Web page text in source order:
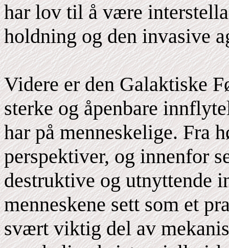
har lov til å være
holdning og den invasive
Videre er den Galaktiske
sterke og åpenbare
har på menneskelige. Fra
perspektiver, og innenfor
destruktive og utnyttende
menneskene sett som et
svært viktig del av